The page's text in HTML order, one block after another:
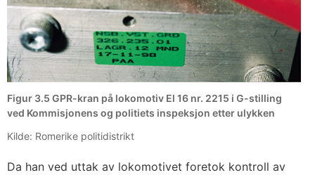
Figur 3.5 GPR-kran på lokomotiv El 16 nr. 2215 i G-stilling
ved Kommisjonens og politiets inspeksjon etter ulykken
Kilde: Romerike politidistrikt
Da han ved uttak av lokomotivet foretok kontroll av